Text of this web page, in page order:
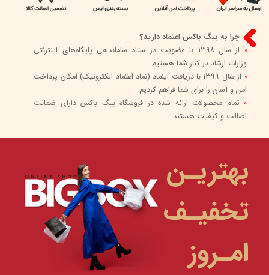
چرا به بیگ باکس اعتماد دارید؟
0
از سال 1398 با عضویت در ستاد ساماندهی پایگاه‌های اینترنتی
وزارات ارشاد در کنار شما هستیم.
0
از سال 1399 با دریافت اینماد (نماد اعتماد الکترونیک) امکان پرداخت
امن و آسان را برای شما فراهم کردیم.
0 تمام محصولات ارائه شده در فروشگاه بیگ باکس دارای ضمانت
اصالت و کیفیت هستند.
بهتریـن
تخفیـف
امـروز